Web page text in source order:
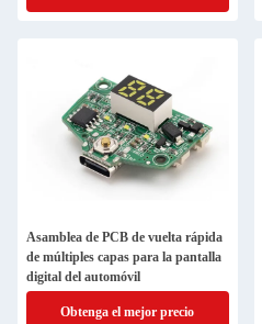
Asamblea de PCB de vuelta rápida
de múltiples capas para la pantalla
digital del automóvil
Obtenga el mejor precio